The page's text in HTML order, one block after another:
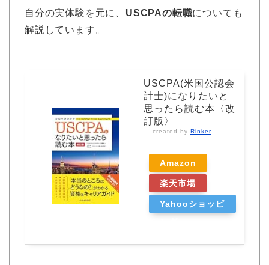
自分の実体験を元に、 USCPAの転職についても
解説しています。
USCPA(米国公認会
計士)になりたいと
思ったら読む本〈改
訂版〉
created by Rinker
Amazon
楽天市場
Yahooショッピ